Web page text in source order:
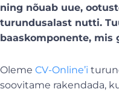
ning nõuab uue,
turundusalast nutti.
baaskomponente, mis
Oleme CV-Online’i
soovitame rakendada,